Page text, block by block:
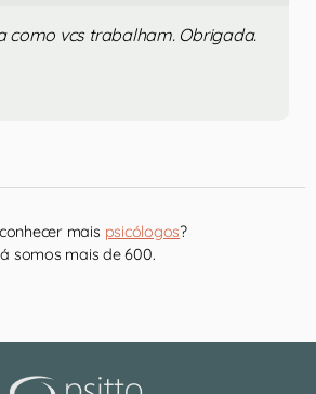
como vcs trabalham. Obrigada.
mais psicólogos?
somos mais de 600.